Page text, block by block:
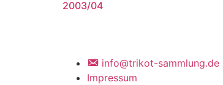
2003/04
info@trikot-sammlung.de
Impressum